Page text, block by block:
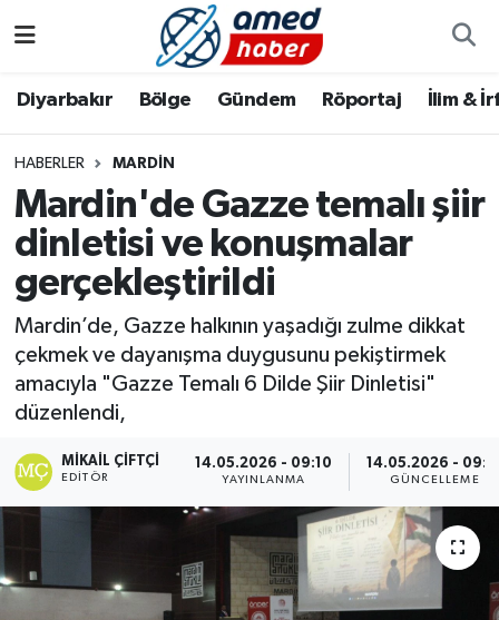
Diyarbakır Bölge Gündem Röportaj İlim &
HABERLER MARDIN
Mardin'de Gazze temalı şiir
dinletisi ve konuşmalar
gerçekleştirildi
Mardin’de, Gazze halkının yaşadığı zulme dikkat
çekmek ve dayanışma duygusunu pekiştirmek
amacıyla "Gazze Temalı 6 Dilde Şiir Dinletisi"
düzenlendi,
MIKAIL ÇIFTÇI
EDITÖR
14.05.2026 - 09:10
YAYINLANMA
14.05.2026 -
GÜNCELLEME
Bölge
Röportaj
Foto Galeri
Aile
Asayiş
Bilim & Teknoloji
Dünya
Eğitim
Ekonomi
Güncel
Diyarbakır Hava Durumu
Diyarbakır Namaz Vakitleri
Diyarbakır Trafik Yoğunluk Haritası
Tüm Manşetler
Son Dakika Haberleri
Haber Arşivi